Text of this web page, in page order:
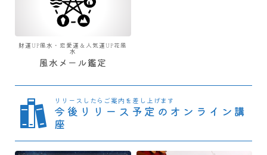
財運UP風水・恋愛運＆人気運UP花風
水
風水メール鑑定
リリースしたらご案内を差し上げます
今後リリース予定のオンライン講
座